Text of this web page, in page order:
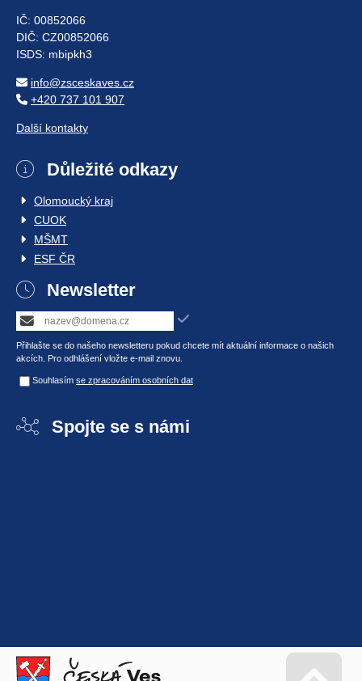
IČ: 00852066
DIČ: CZ00852066
ISDS: mbipkh3
info@zsceskaves.cz
+420 737 101 907
Další kontakty
Důležité odkazy
Olomoucký kraj
CUOK
MŠMT
ESF ČR
Newsletter
Přihlašte se do našeho newsletteru pokud chcete mít aktuální informace o našich
akcích. Pro odhlášení vložte e-mail znovu.
Souhlasím se zpracováním osobních dat
Spojte se s námi